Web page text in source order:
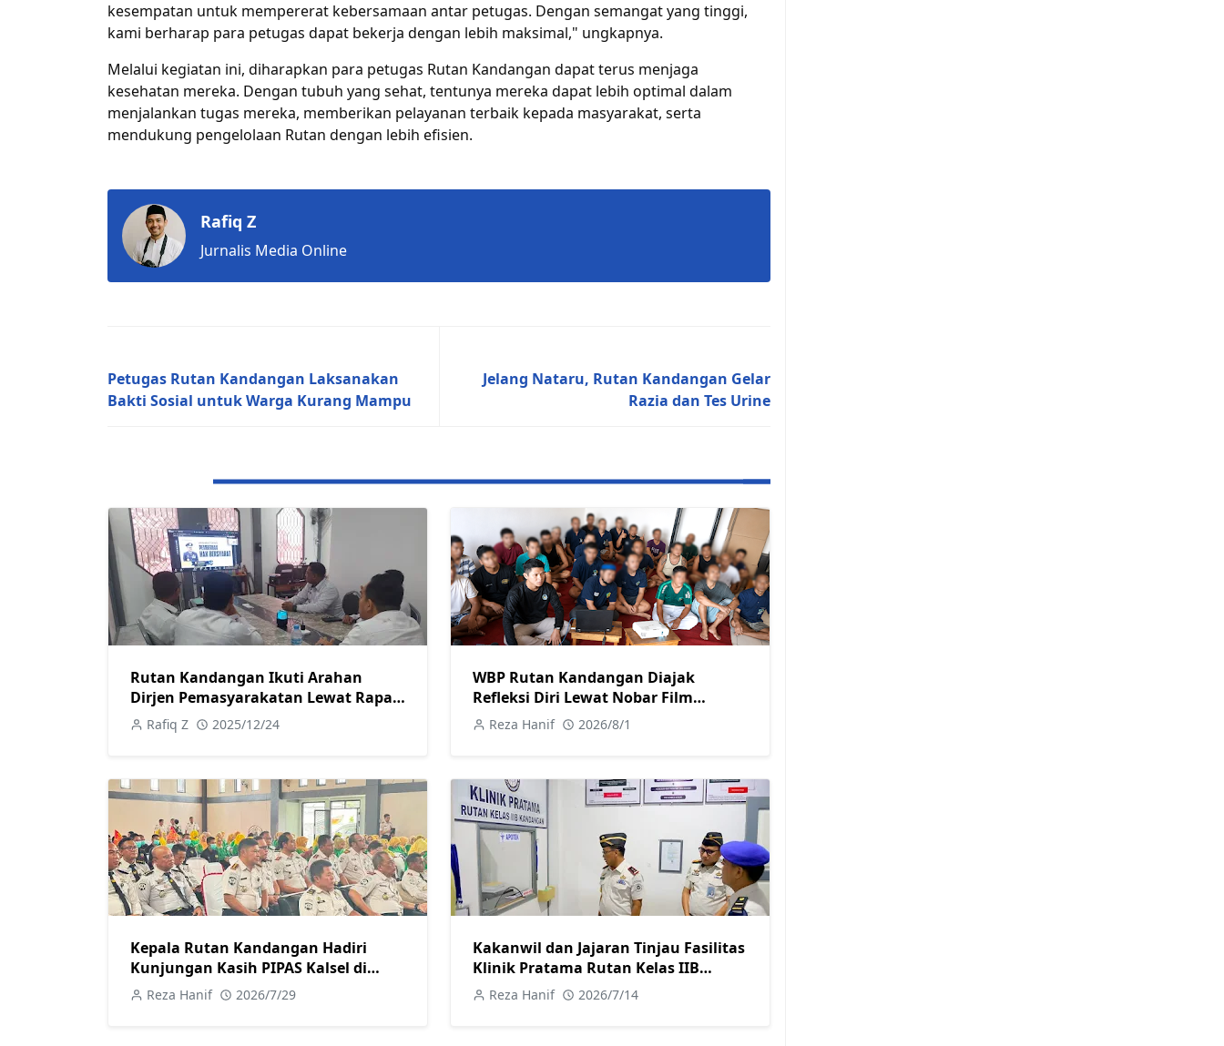
kesempatan untuk mempererat kebersamaan antar petugas. Dengan semangat yang tinggi,
kami berharap para petugas dapat bekerja dengan lebih maksimal," ungkapnya.
Melalui kegiatan ini, diharapkan para petugas Rutan Kandangan dapat terus menjaga
kesehatan mereka. Dengan tubuh yang sehat, tentunya mereka dapat lebih optimal dalam
menjalankan tugas mereka, memberikan pelayanan terbaik kepada masyarakat, serta
mendukung pengelolaan Rutan dengan lebih efisien.
Rafiq Z
Jurnalis Media Online
Petugas Rutan Kandangan Laksanakan
Bakti Sosial untuk Warga Kurang Mampu
Jelang Nataru, Rutan Kandangan Gelar
Razia dan Tes Urine
Rutan Kandangan Ikuti Arahan
Dirjen Pemasyarakatan Lewat Rapat
Virtual
Rafiq Z 2025/12/24
WBP Rutan Kandangan Diajak
Refleksi Diri Lewat Nobar Film
Inspiratif tentang Pelajaran Hidup
Reza Hanif 2026/8/1
Kepala Rutan Kandangan Hadiri
Kunjungan Kasih PIPAS Kalsel di
LPKA Martapura
Reza Hanif 2026/7/29
Kakanwil dan Jajaran Tinjau Fasilitas
Klinik Pratama Rutan Kelas IIB
Kandangan
Reza Hanif 2026/7/14